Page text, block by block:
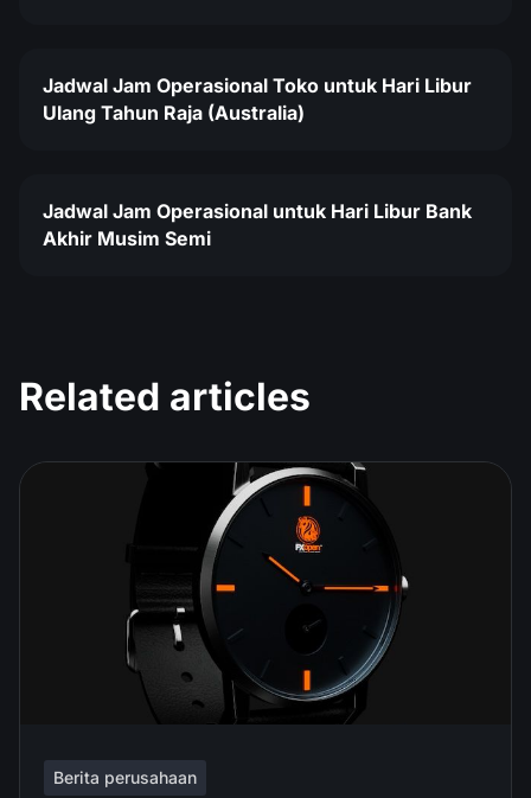
Jadwal Jam Operasional Toko untuk Hari Libur
Ulang Tahun Raja (Australia)
Jadwal Jam Operasional untuk Hari Libur Bank
Akhir Musim Semi
Related articles
Berita perusahaan